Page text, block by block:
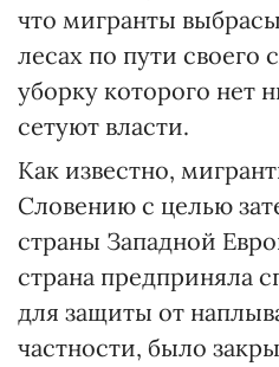
что мигранты
лесах по пути своего
уборку которого нет
сетуют власти.
Как известно,
Словению с целью
страны Западной
страна предприняла
для защиты от
частности, было